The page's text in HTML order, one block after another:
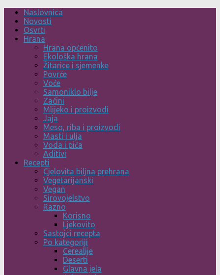
Skip
content
Naslovnica
Novosti
Osvrti
Hrana
Hrana općenito
Ekološka hrana
Žitarice i sjemenke
Povrće
Voće
Samoniklo bilje
Začini
Mlijeko i proizvodi
Jaja
Meso, riba i proizvodi
Masti i ulja
Voda i pića
Aditivi
Recepti
Cjelovita biljna prehrana
Vegetarijanski
Vegan
Sirovojelstvo
Razno
Korisno
Ljekovito
Sastojci recepta
Po kategoriji
Cerealije
Deserti
Glavna jela